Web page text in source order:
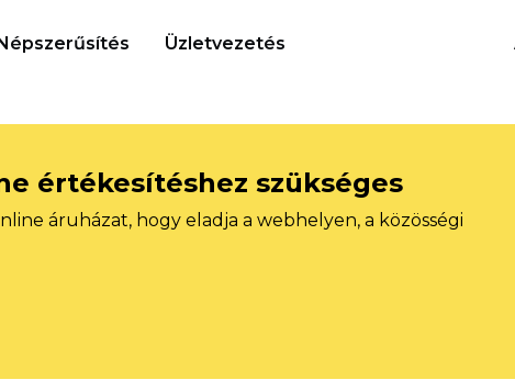
Üzletvezetés
értékesítéshez szükséges
áruházat, hogy eladja a webhelyen, a közösségi